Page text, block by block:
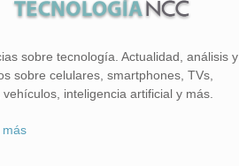
sobre tecnología. Actualidad, análisis y
sobre celulares, smartphones, TVs,
vehículos, inteligencia artificial y más.
más